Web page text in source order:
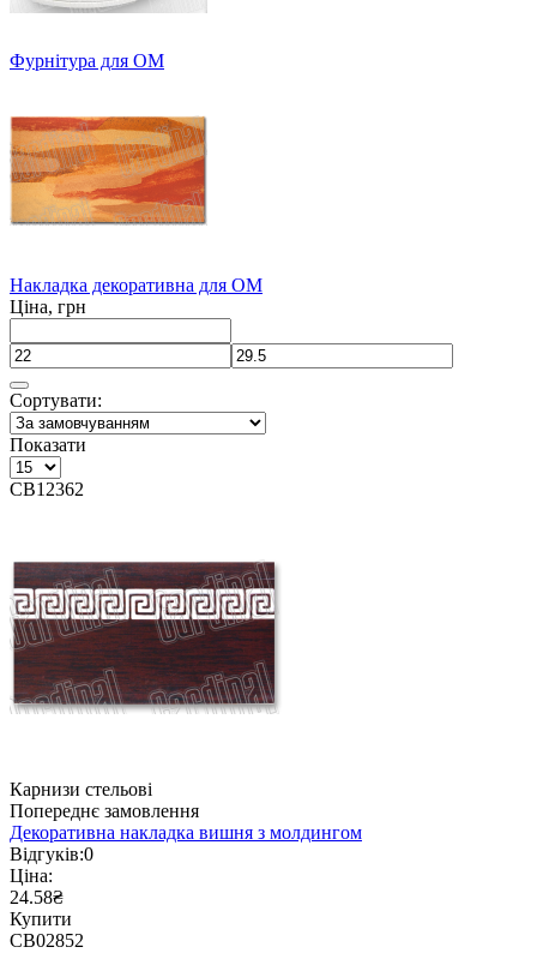
Фурнітура для ОМ
Накладка декоративна для ОМ
Ціна, грн
Сортувати:
Показати
CB12362
Карнизи стельові
Попереднє замовлення
Декоративна накладка вишня з молдингом
Відгуків:0
Ціна:
24.58₴
Купити
CB02852